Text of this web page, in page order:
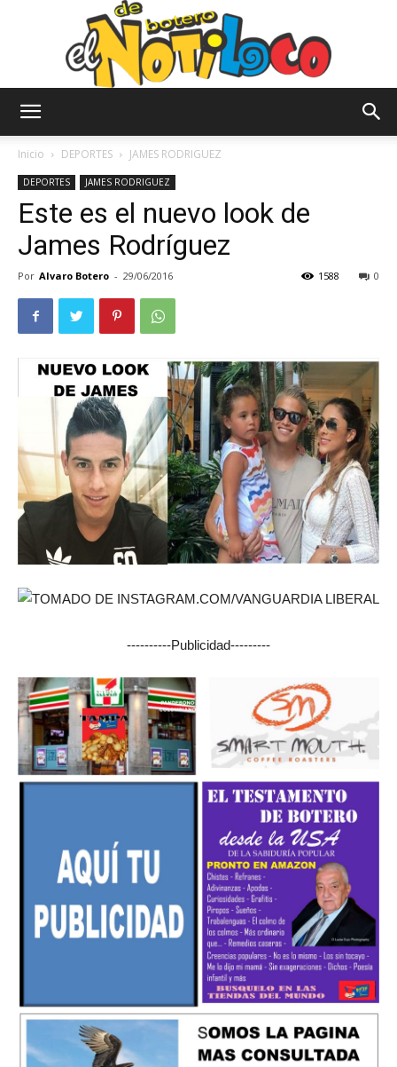
Notiloco
Botero
Inicio DEPORTES JAMES RODRIGUEZ
DEPORTES JAMES RODRIGUEZ
Este es el nuevo look de
James Rodríguez
Por Alvaro Botero - 29/06/2016 0
1588
----------Publicidad---------